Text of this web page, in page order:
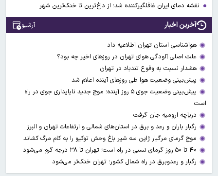
نقشه دمای ایران غافلگیرکننده شد؛ از داغ‌ترین تا خنک‌ترین شهر
آخرین اخبار آرشیو
هواشناسی استان تهران اطلاعیه داد
علت اصلی آلودگی هوای تهران در روزهای اخیر چه بود؟
هشدار نسبت به وفوع تندباد در تهران
پیش‌بینی وضعیت هوا طی روزهای آینده اعلام شد
پیش‌بینی وضعیت جوی ۵ روز آینده؛ موج جدید ناپایداری جوی در راه
است
دریاچه ارومیه جان گرفت
رگبار باران و رعد و برق در استان‌های شمالی و ارتفاعات تهران و البرز
موج گرمای مرگبار ژاپن سه شیر باغ وحش توکیو را به کام مرگ کشاند
۴۰ تا ۵۰ روز گرمای نسبی در راه است؛ تهران تا ۳۸ درجه گرم می‌شود
رگبار و رعدوبرق در راه شمال کشور؛ تهران خنک‌تر می‌شود